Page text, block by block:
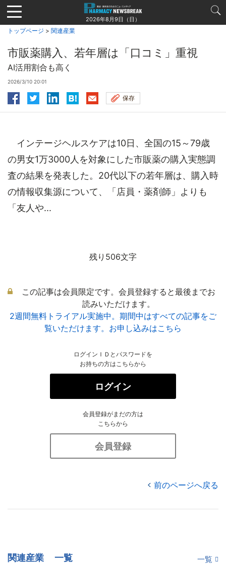
Jump
to
navigation
2026年8月9日（日）
トップページ > 関連産業
市販薬購入、若年層は「口コミ」重視
AI活用割合も高く
2026/3/10 20:01
保存
インテージヘルスケアは10日、全国の15～79歳
の男女1万3000人を対象にした市販薬の購入実態調
査の結果を発表した。20代以下の若年層は、購入時
の情報収集源について、「店員・薬剤師」よりも
「友人や...
残り506文字
この記事は会員限定です。会員登録すると最後までお
読みいただけます。
2週間無料トライアル実施中。期間中はすべての記事をご
覧いただけます。お申し込みはこちら
ログインＩＤとパスワードを
お持ちの方はこちらから
ログイン
会員登録がまだの方は
こちらから
会員登録
前のページへ戻る
関連産業 一覧 一覧